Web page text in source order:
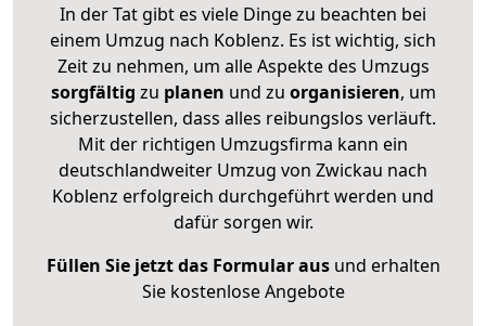
In der Tat gibt es viele Dinge zu beachten bei
einem Umzug nach Koblenz. Es ist wichtig, sich
Zeit zu nehmen, um alle Aspekte des Umzugs
sorgfältig zu planen und zu organisieren, um
sicherzustellen, dass alles reibungslos verläuft.
Mit der richtigen Umzugsfirma kann ein
deutschlandweiter Umzug von Zwickau nach
Koblenz erfolgreich durchgeführt werden und
dafür sorgen wir.
Füllen Sie jetzt das Formular ausund erhalten
Sie kostenlose Angebote